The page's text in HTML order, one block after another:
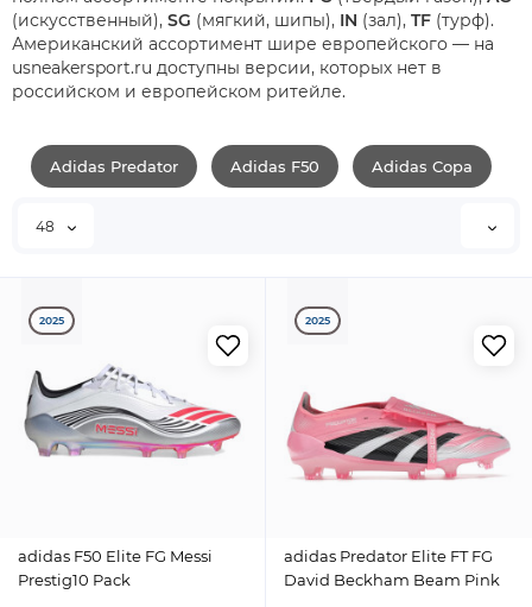
(искусственный), SG (мягкий, шипы), IN (зал), TF (турф).
Американский ассортимент шире европейского — на
usneakersport.ru доступны версии, которых нет в
российском и европейском ритейле.
Adidas Predator Adidas F50 Adidas Copa
48
2025
adidas F50 Elite FG Messi
Prestig10 Pack
2025
adidas Predator Elite FT FG
David Beckham Beam Pink